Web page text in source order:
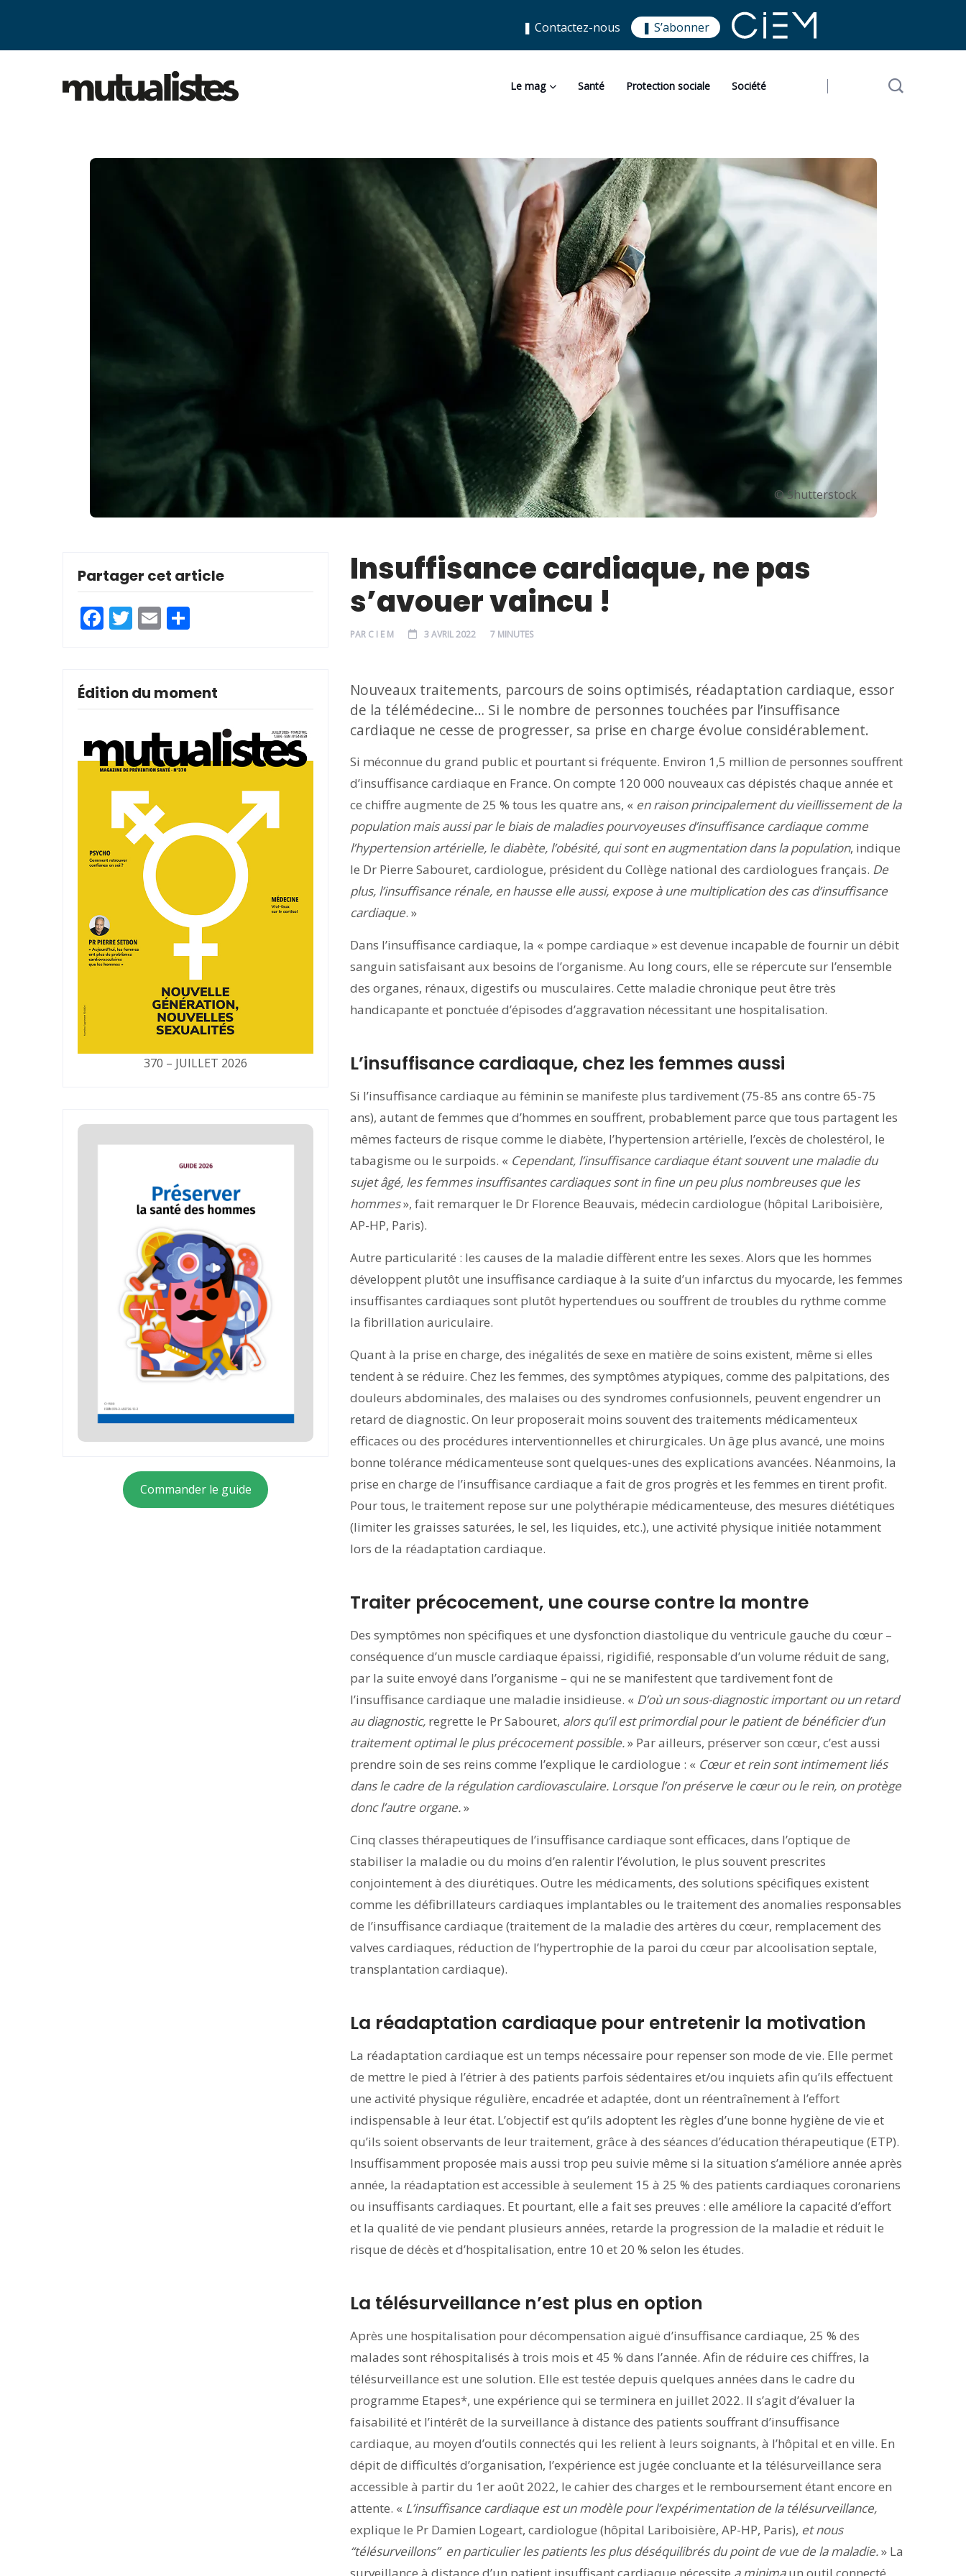
❚ Contactez-nous ❚ S’abonner
Le mag Santé Protection sociale Société
© Shutterstock
Partager cet article
Facebook
Twitter
Email
Édition du moment
370 – JUILLET 2026
Commander le guide
Insuffisance cardiaque, ne pas
s’avouer vaincu !
PAR C I E M 3 AVRIL 2022 7 MINUTES
Nouveaux traitements, parcours de soins optimisés, réadaptation cardiaque, essor
de la télémédecine… Si le nombre de personnes touchées par l’insuffisance
cardiaque ne cesse de progresser, sa prise en charge évolue considérablement.
Si méconnue du grand public et pourtant si fréquente. Environ 1,5 million de personnes souffrent
d’insuffisance cardiaque en France. On compte 120 000 nouveaux cas dépistés chaque année et
ce chiffre augmente de 25 % tous les quatre ans, « en raison principalement du vieillissement de la
population mais aussi par le biais de maladies pourvoyeuses d’insuffisance cardiaque comme
l’hypertension artérielle, le diabète, l’obésité, qui sont en augmentation dans la population, indique
le Dr Pierre Sabouret, cardiologue, président du Collège national des cardiologues français. De
plus, l’insuffisance rénale, en hausse elle aussi, expose à une multiplication des cas d’insuffisance
cardiaque. »
Dans l’insuffisance cardiaque, la « pompe cardiaque » est devenue incapable de fournir un débit
sanguin satisfaisant aux besoins de l’organisme. Au long cours, elle se répercute sur l’ensemble
des organes, rénaux, digestifs ou musculaires. Cette maladie chronique peut être très
handicapante et ponctuée d’épisodes d’aggravation nécessitant une hospitalisation.
L’insuffisance cardiaque, chez les femmes aussi
Si l’insuffisance cardiaque au féminin se manifeste plus tardivement (75-85 ans contre 65-75
ans), autant de femmes que d’hommes en souffrent, probablement parce que tous partagent les
mêmes facteurs de risque comme le diabète, l’hypertension artérielle, l’excès de cholestérol, le
tabagisme ou le surpoids. « Cependant, l’insuffisance cardiaque étant souvent une maladie du
sujet âgé, les femmes insuffisantes cardiaques sont in fine un peu plus nombreuses que les
hommes», fait remarquer le Dr Florence Beauvais, médecin cardiologue (hôpital Lariboisière,
AP-HP, Paris).
Autre particularité : les causes de la maladie diffèrent entre les sexes. Alors que les hommes
développent plutôt une insuffisance cardiaque à la suite d’un infarctus du myocarde, les femmes
insuffisantes cardiaques sont plutôt hypertendues ou souffrent de troubles du rythme comme
la fibrillation auriculaire.
Quant à la prise en charge, des inégalités de sexe en matière de soins existent, même si elles
tendent à se réduire. Chez les femmes, des symptômes atypiques, comme des palpitations, des
douleurs abdominales, des malaises ou des syndromes confusionnels, peuvent engendrer un
retard de diagnostic. On leur proposerait moins souvent des traitements médicamenteux
efficaces ou des procédures interventionnelles et chirurgicales. Un âge plus avancé, une moins
bonne tolérance médicamenteuse sont quelques-unes des explications avancées. Néanmoins, la
prise en charge de l’insuffisance cardiaque a fait de gros progrès et les femmes en tirent profit.
Pour tous, le traitement repose sur une polythérapie médicamenteuse, des mesures diététiques
(limiter les graisses saturées, le sel, les liquides, etc.), une activité physique initiée notamment
lors de la réadaptation cardiaque.
Traiter précocement, une course contre la montre
Des symptômes non spécifiques et une dysfonction diastolique du ventricule gauche du cœur –
conséquence d’un muscle cardiaque épaissi, rigidifié, responsable d’un volume réduit de sang,
par la suite envoyé dans l’organisme – qui ne se manifestent que tardivement font de
l’insuffisance cardiaque une maladie insidieuse. « D’où un sous-diagnostic important ou un retard
au diagnostic, regrette le Pr Sabouret, alors qu’il est primordial pour le patient de bénéficier d’un
traitement optimal le plus précocement possible.» Par ailleurs, préserver son cœur, c’est aussi
prendre soin de ses reins comme l’explique le cardiologue : « Cœur et rein sont intimement liés
dans le cadre de la régulation cardiovasculaire. Lorsque l’on préserve le cœur ou le rein, on protège
donc l’autre organe.»
Cinq classes thérapeutiques de l’insuffisance cardiaque sont efficaces, dans l’optique de
stabiliser la maladie ou du moins d’en ralentir l’évolution, le plus souvent prescrites
conjointement à des diurétiques. Outre les médicaments, des solutions spécifiques existent
comme les défibrillateurs cardiaques implantables ou le traitement des anomalies responsables
de l’insuffisance cardiaque (traitement de la maladie des artères du cœur, remplacement des
valves cardiaques, réduction de l’hypertrophie de la paroi du cœur par alcoolisation septale,
transplantation cardiaque).
La réadaptation cardiaque pour entretenir la motivation
La réadaptation cardiaque est un temps nécessaire pour repenser son mode de vie. Elle permet
de mettre le pied à l’étrier à des patients parfois sédentaires et/ou inquiets afin qu’ils effectuent
une activité physique régulière, encadrée et adaptée, dont un réentraînement à l’effort
indispensable à leur état. L’objectif est qu’ils adoptent les règles d’une bonne hygiène de vie et
qu’ils soient observants de leur traitement, grâce à des séances d’éducation thérapeutique (ETP).
Insuffisamment proposée mais aussi trop peu suivie même si la situation s’améliore année après
année, la réadaptation est accessible à seulement 15 à 25 % des patients cardiaques coronariens
ou insuffisants cardiaques. Et pourtant, elle a fait ses preuves : elle améliore la capacité d’effort
et la qualité de vie pendant plusieurs années, retarde la progression de la maladie et réduit le
risque de décès et d’hospitalisation, entre 10 et 20 % selon les études.
La télésurveillance n’est plus en option
Après une hospitalisation pour décompensation aiguë d’insuffisance cardiaque, 25 % des
malades sont réhospitalisés à trois mois et 45 % dans l’année. Afin de réduire ces chiffres, la
télésurveillance est une solution. Elle est testée depuis quelques années dans le cadre du
programme Etapes*, une expérience qui se terminera en juillet 2022. Il s’agit d’évaluer la
faisabilité et l’intérêt de la surveillance à distance des patients souffrant d’insuffisance
cardiaque, au moyen d’outils connectés qui les relient à leurs soignants, à l’hôpital et en ville. En
dépit de difficultés d’organisation, l’expérience est jugée concluante et la télésurveillance sera
accessible à partir du 1er août 2022, le cahier des charges et le remboursement étant encore en
attente. « L’insuffisance cardiaque est un modèle pour l’expérimentation de la télésurveillance,
explique le Pr Damien Logeart, cardiologue (hôpital Lariboisière, AP-HP, Paris), et nous
“télésurveillons” en particulier les patients les plus déséquilibrés du point de vue de la maladie.» La
surveillance à distance d’un patient insuffisant cardiaque nécessite a minimaun outil connecté,